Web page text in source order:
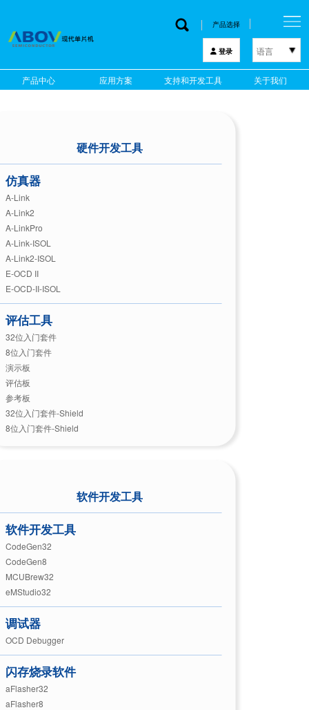
产品选择
登录 语言
한국어
English
产品中心 应用方案 支持和开发工具 关于我们
硬件开发工具
仿真器
A-Link
A-Link2
A-LinkPro
A-Link-ISOL
A-Link2-ISOL
E-OCD II
E-OCD-II-ISOL
评估工具
32位入门套件
8位入门套件
演示板
评估板
参考板
32位入门套件-Shield
8位入门套件-Shield
软件开发工具
软件开发工具
CodeGen32
CodeGen8
MCUBrew32
eMStudio32
调试器
OCD Debugger
闪存烧录软件
aFlasher32
aFlasher8